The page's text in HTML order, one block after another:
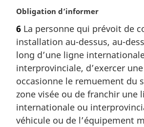
N
t
e
m
a
g
i
n
a
Obligation d’informer
6 La personne qui prévoit de
installation au-dessus, au-
long d’une ligne
interprovinciale, d’exercer
occasionne le remuement du
zone visée ou de franchir une
internationale ou
véhicule ou de l’équipement